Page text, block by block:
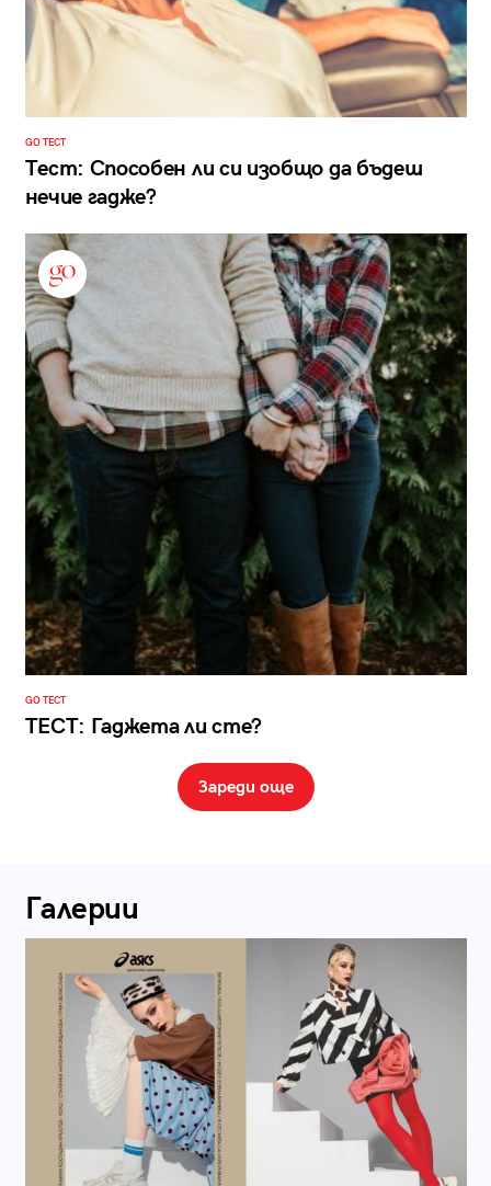
GO ТЕСТ
Тест: Способен ли си изобщо да бъдеш
нечие гадже?
GO ТЕСТ
ТЕСТ: Гаджета ли сте?
Зареди още
Галерии